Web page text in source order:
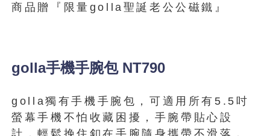
商品贈『限量golla聖誕老公公磁鐵』
golla手機手腕包 NT790
golla獨有手機手腕包，可適用所有5.5吋
螢幕手機不怕收藏困擾，手腕帶貼心設
計，輕鬆挽住釦在手腕隨身攜帶不滑落，